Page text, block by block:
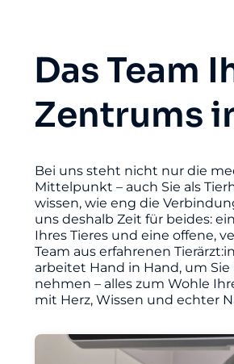
Das Team
Zentrums
Bei uns steht nicht nur die
Mittelpunkt – auch Sie als
wissen, wie eng die
uns deshalb Zeit für beides:
Ihres Tieres und eine offene,
Team aus erfahrenen
arbeitet Hand in Hand, um
nehmen – alles zum Wohle
mit Herz, Wissen und echter